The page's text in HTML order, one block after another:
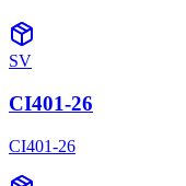
SV
CI401-26
CI401-26